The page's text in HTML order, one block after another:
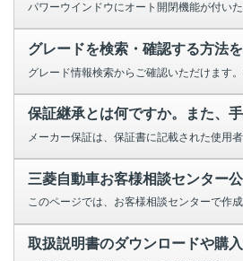
グレードを検索・確認する方法
保証継承とは何ですか。また、
三菱自動車お客様相談センター
取扱説明書のダウンロードや購